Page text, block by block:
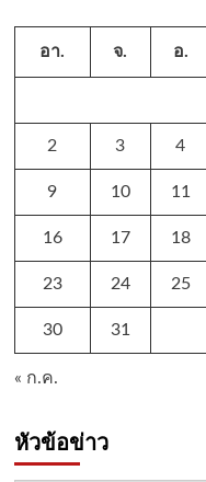
อา. จ. อ.
2 3 4
9 10 11
16 17 18
23 24 25
30 31
« ก.ค.
หัวข้อข่าว